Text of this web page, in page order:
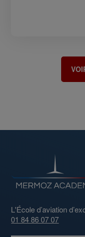
L'École d’aviation
01 84 86 07 07